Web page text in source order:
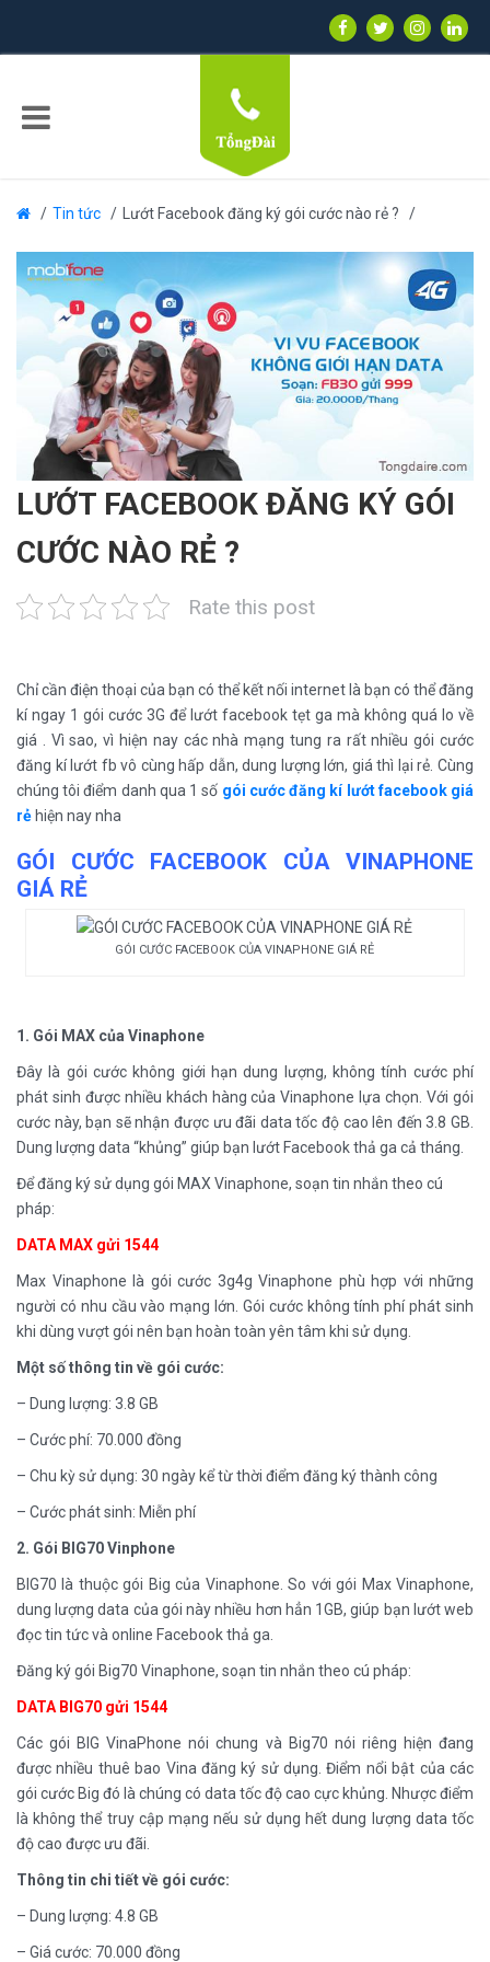
Tin tức Lướt Facebook đăng ký gói cước nào rẻ ?
LƯỚT FACEBOOK ĐĂNG KÝ GÓI
CƯỚC NÀO RẺ ?
Rate this post
Chỉ cần điện thoại của bạn có thể kết nối internet là bạn có thể đăng
kí ngay 1 gói cước 3G để lướt facebook tẹt ga mà không quá lo về
giá . Vì sao, vì hiện nay các nhà mạng tung ra rất nhiều gói cước
đăng kí lướt fb vô cùng hấp dẫn, dung lượng lớn, giá thì lại rẻ. Cùng
chúng tôi điểm danh qua 1 số gói cước đăng kí lướt facebook giá
rẻ hiện nay nha
GÓI CƯỚC FACEBOOK CỦA VINAPHONE
GIÁ RẺ
GÓI CƯỚC FACEBOOK CỦA VINAPHONE GIÁ RẺ
1. Gói MAX của Vinaphone
Đây là gói cước không giới hạn dung lượng, không tính cước phí
phát sinh được nhiều khách hàng của Vinaphone lựa chọn. Với gói
cước này, bạn sẽ nhận được ưu đãi data tốc độ cao lên đến 3.8 GB.
Dung lượng data “khủng” giúp bạn lướt Facebook thả ga cả tháng.
Để đăng ký sử dụng gói MAX Vinaphone, soạn tin nhắn theo cú
pháp:
DATA MAX gửi 1544
Max Vinaphone là gói cước 3g4g Vinaphone phù hợp với những
người có nhu cầu vào mạng lớn. Gói cước không tính phí phát sinh
khi dùng vượt gói nên bạn hoàn toàn yên tâm khi sử dụng.
Một số thông tin về gói cước:
– Dung lượng: 3.8 GB
– Cước phí: 70.000 đồng
– Chu kỳ sử dụng: 30 ngày kể từ thời điểm đăng ký thành công
– Cước phát sinh: Miễn phí
2. Gói BIG70 Vinphone
BIG70 là thuộc gói Big của Vinaphone. So với gói Max Vinaphone,
dung lượng data của gói này nhiều hơn hẳn 1GB, giúp bạn lướt web
đọc tin tức và online Facebook thả ga.
Đăng ký gói Big70 Vinaphone, soạn tin nhắn theo cú pháp:
DATA BIG70 gửi 1544
Các gói BIG VinaPhone nói chung và Big70 nói riêng hiện đang
được nhiều thuê bao Vina đăng ký sử dụng. Điểm nổi bật của các
gói cước Big đó là chúng có data tốc độ cao cực khủng. Nhược điểm
là không thể truy cập mạng nếu sử dụng hết dung lượng data tốc
độ cao được ưu đãi.
Thông tin chi tiết về gói cước:
– Dung lượng: 4.8 GB
– Giá cước: 70.000 đồng